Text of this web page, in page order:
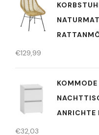
€129,99
ANRICHTE
€32,03